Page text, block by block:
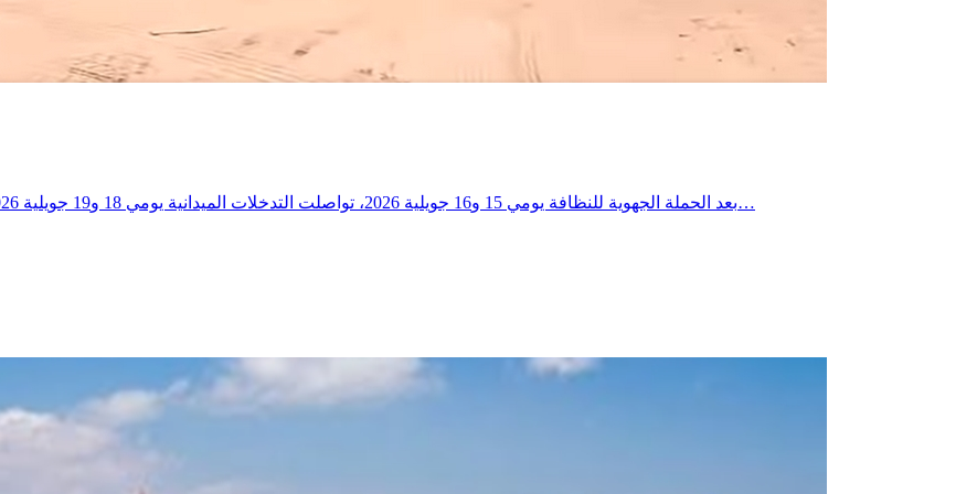
بعد الحملة الجهوية للنظافة يومي 15 و16 جويلية 2026، تواصلت التدخلات الميدانية يومي 18 و19 جويلية 2026 ببلدية العوابد الخزانات، حيث شملت العمادات الثلاث، وذلك في إطار…